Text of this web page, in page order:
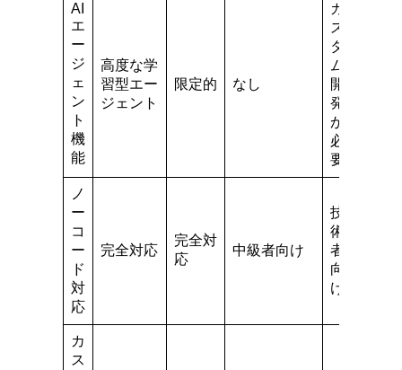
AI
エ
ー
ジ
ェ
ン
ト
機
能
高度な学
習型エー
ジェント
限定的 なし
カ
ス
タ
ム
開
発
が
必
要
ノ
ー
コ
ー
ド
対
応
完全対応
完全対
応
中級者向け
技
術
者
向
け
カ
ス